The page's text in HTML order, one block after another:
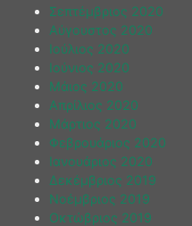
Σεπτέμβριος 2020
Αύγουστος 2020
Ιούλιος 2020
Ιούνιος 2020
Μάιος 2020
Απρίλιος 2020
Μάρτιος 2020
Φεβρουάριος 2020
Ιανουάριος 2020
Δεκέμβριος 2019
Νοέμβριος 2019
Οκτώβριος 2019